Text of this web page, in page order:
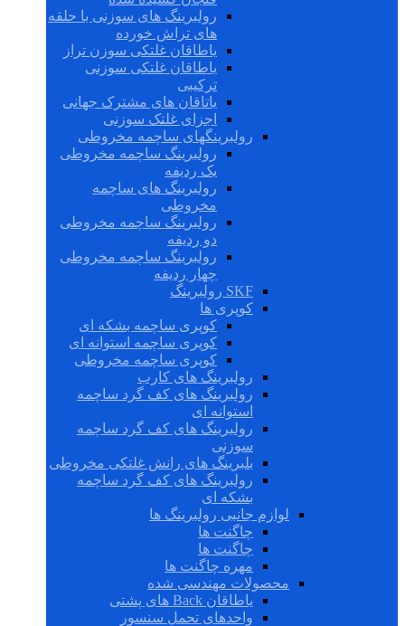
رولبرینگ های سوزنی با حلقه
های تراش خورده
یاطاقان غلتکی سوزن تراز
یاطاقان غلتکی سوزنی
ترکیبی
یاتاقان های مشترک جهانی
اجزای غلتک سوزنی
رولبرینگهای ساچمه مخروطی
رولبرینگ ساچمه مخروطی
یک ردیفه
رولبرینگ های ساچمه
مخروطی
رولبرینگ ساچمه مخروطی
دو ردیفه
رولبرینگ ساچمه مخروطی
چهار ردیفه
SKF رولبرینگ
کوپری ها
کوپری ساچمه بشکه ای
کوپری ساچمه استوانه ای
کوپری ساچمه مخروطی
رولبرینگ های کارب
رولبرینگ های کف گرد ساچمه
استوانه ای
رولبرینگ های کف گرد ساچمه
سوزنی
بلبرینگ های رانش غلتکی مخروطی
رولبرینگ های کف گرد ساچمه
بشکه ای
لوازم جانبی رولبرینگ ها
چاگنت ها
چاگنت ها
مهره چاگنت ها
محصولات مهندسی شده
یاطاقان Back های پشتی
واحدهای تحمل سنسور